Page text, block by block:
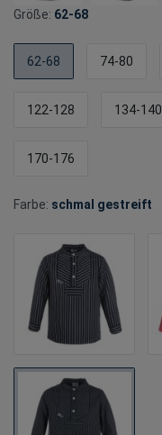
Größe: 62-68
62-68 74-80
122-128 134-140
170-176
Farbe: schmal gestreift